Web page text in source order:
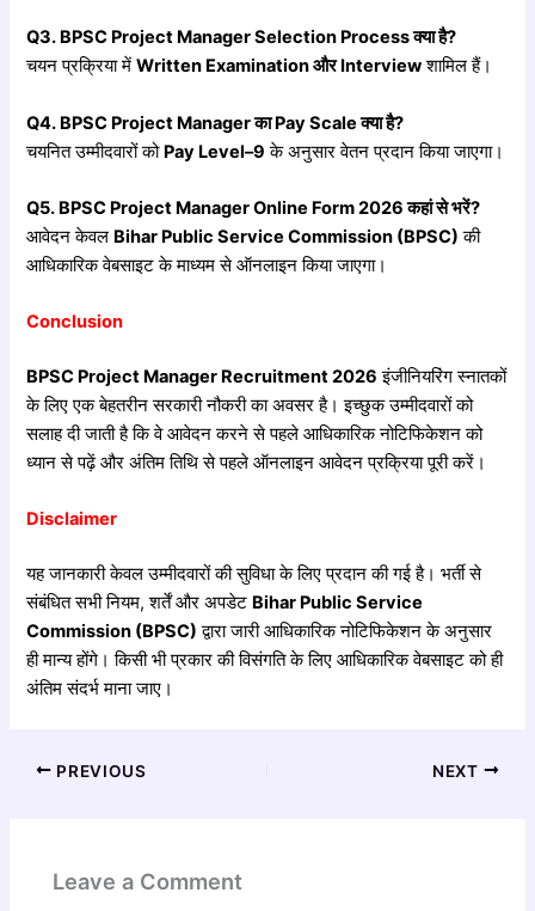
Q3. BPSC Project Manager Selection Processक्याहै?
चयन प्रक्रिया मेंWritten Examinationऔर Interviewशामिल हैं।
Q4. BPSC Project Managerका Pay Scaleक्याहै?
चयनित उम्मीदवारों को Pay Level–9 के अनुसार वेतन प्रदान किया जाएगा।
Q5. BPSC Project Manager Online Form 2026कहांसेभरें?
आवेदन केवल Bihar Public Service Commission (BPSC) की
आधिकारिक वेबसाइट के माध्यम से ऑनलाइन किया जाएगा।
Conclusion
BPSC Project Manager Recruitment 2026 इंजीनियरिंग स्नातकों
के लिए एक बेहतरीन सरकारी नौकरी का अवसर है। इच्छुक उम्मीदवारों को
सलाह दी जाती है कि वे आवेदन करने से पहले आधिकारिक नोटिफिकेशन को
ध्यान से पढ़ें और अंतिम तिथि से पहले ऑनलाइन आवेदन प्रक्रिया पूरी करें।
Disclaimer
यह जानकारी केवल उम्मीदवारों की सुविधा के लिए प्रदान की गई है। भर्ती से
संबंधित सभी नियम, शर्तें और अपडेट Bihar Public Service
Commission (BPSC) द्वारा जारी आधिकारिक नोटिफिकेशन के अनुसार
ही मान्य होंगे। किसी भी प्रकार की विसंगति के लिए आधिकारिक वेबसाइट को ही
अंतिम संदर्भ माना जाए।
PREVIOUS NEXT
Leave a Comment